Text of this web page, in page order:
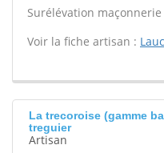
Surélévation maçonnerie
Voir la fiche artisan :
La trecoroise (gamme
treguier
Artisan